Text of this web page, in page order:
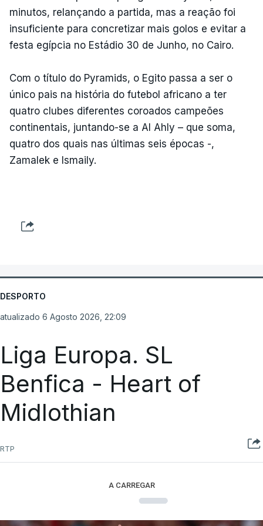
minutos, relançando a partida, mas a reação foi
insuficiente para concretizar mais golos e evitar a
festa egípcia no Estádio 30 de Junho, no Cairo.
Com o título do Pyramids, o Egito passa a ser o
único pais na história do futebol africano a ter
quatro clubes diferentes coroados campeões
continentais, juntando-se a Al Ahly – que soma,
quatro dos quais nas últimas seis épocas -,
Zamalek e Ismaily.
DESPORTO
atualizado 6 Agosto 2026, 22:09
Liga Europa. SL
Benfica - Heart of
Midlothian
RTP
A CARREGAR